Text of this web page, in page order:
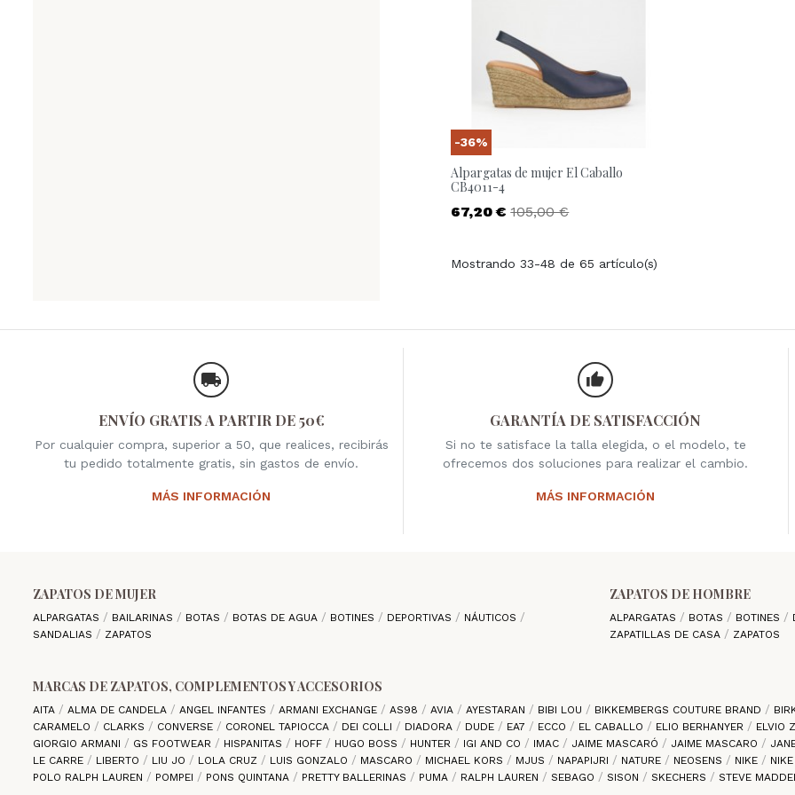
Alpargatas de mujer El Caballo
CB4011-4
Precio
67,20 € Precio base
105,00 €
-36%
Mostrando 33-48 de 65 artículo(s)
ENVÍO GRATIS A PARTIR DE 50€
Por cualquier compra, superior a 50, que realices, recibirás
tu pedido totalmente gratis, sin gastos de envío.
MÁS INFORMACIÓN
GARANTÍA DE SATISFACCIÓN
Si no te satisface la talla elegida, o el modelo, te
ofrecemos dos soluciones para realizar el cambio.
MÁS INFORMACIÓN
ZAPATOS DE MUJER
ALPARGATAS BAILARINAS BOTAS BOTAS DE AGUA BOTINES DEPORTIVAS
NÁUTICOS
SANDALIAS
ZAPATOS
ZAPATOS DE HOMBRE
ALPARGATAS BOTAS BOTINES
ZAPATILLAS DE CASA
ZAPATOS
MARCAS DE ZAPATOS, COMPLEMENTOS Y ACCESORIOS
AITA ALMA DE CANDELA ANGEL INFANTES ARMANI EXCHANGE AS98 AVIA AYESTARAN BIBI LOU BIKKEMBERGS COUTURE BRAND
CARAMELO
CLARKS CONVERSE CORONEL TAPIOCCA DEI COLLI DIADORA DUDE EA7 ECCO EL CABALLO ELIO BERHANYER ELVIO
GIORGIO ARMANI
GS FOOTWEAR HISPANITAS HOFF HUGO BOSS HUNTER IGI AND CO IMAC JAIME MASCARÓ JAIME MASCARO
LE CARRE
LIBERTO LIU JO LOLA CRUZ LUIS GONZALO MASCARO MICHAEL KORS MJUS NAPAPIJRI NATURE NEOSENS NIKE
POLO RALPH LAUREN
POMPEI PONS QUINTANA PRETTY BALLERINAS PUMA RALPH LAUREN SEBAGO SISON SKECHERS STEVE